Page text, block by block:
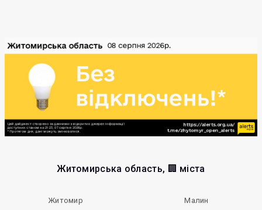
Житомирська область, 🏢 міста
Житомир
Малин